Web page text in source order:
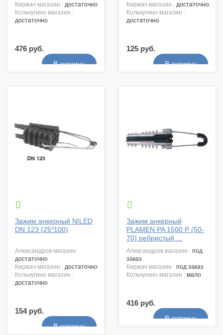
киржач магазин : достаточно
кольчугино магазин :
достаточно
476 руб.
киржач магазин : достаточно
кольчугино магазин :
достаточно
125 руб.

Зажим анкерный NILED
DN 123 (25*100)
александров магазин :
достаточно
киржач магазин : достаточно
кольчугино магазин :
достаточно
154 руб.

Зажим анкерный
PLAMEN PA 1500 P (50-
70) ребристый ...
александров магазин : под
заказ
киржач магазин : под заказ
кольчугино магазин : мало
416 руб.